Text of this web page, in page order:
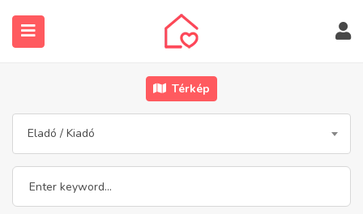
(Ingatlanos keresése)
Térkép
Eladó / Kiadó